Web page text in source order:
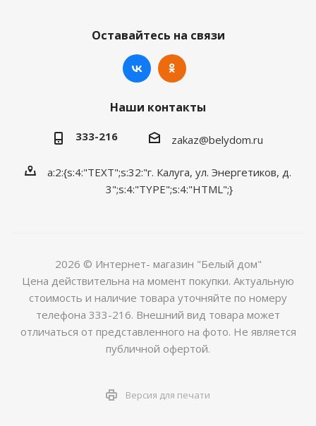
Оставайтесь на связи
Наши контакты
333-216 zakaz@belydom.ru
a:2:{s:4:"TEXT";s:32:"г. Калуга, ул. Энергетиков, д.
3";s:4:"TYPE";s:4:"HTML";}
2026 © Интернет- магазин "Белый дом"
Цена действительна на момент покупки. Актуальную
стоимость и наличие товара уточняйте по номеру
телефона 333-216. Внешний вид товара может
отличаться от представленного на фото. Не является
публичной офертой.
Версия для печати